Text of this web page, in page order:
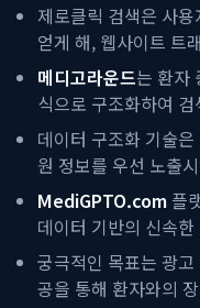
제로클릭 검색은 사
얻게 해, 웹사이트 트
메디고라운드는 환자
식으로 구조화하여
데이터 구조화 기술
원 정보를 우선 노출
MediGPTO.com 플
데이터 기반의 신속
궁극적인 목표는 광
공을 통해 환자와의